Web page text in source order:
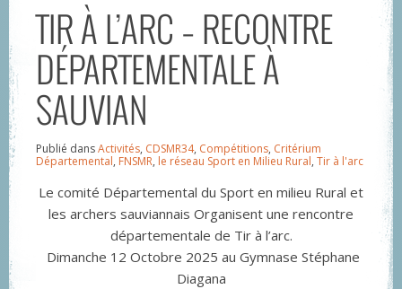
TIR À L’ARC – RECONTRE
DÉPARTEMENTALE À
SAUVIAN
Publié dansActivités, CDSMR34, Compétitions, Critérium
Départemental, FNSMR, le réseau Sport en Milieu Rural, Tir à l'arc
Le comité Départemental du Sport en milieu Rural et
les archers sauviannais Organisent une rencontre
départementale de Tir à l’arc.
Dimanche 12 Octobre 2025 au Gymnase Stéphane
Diagana